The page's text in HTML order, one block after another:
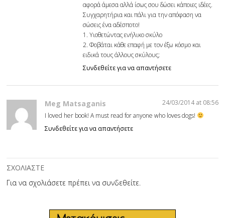
αφορά άμεσα αλλά ίσως σου δώσει κάποιες ιδέες.
Συγχαρητήρια και πάλι για την απόφαση να
σώσεις ένα αδέσποτο!
1.Υιοθετώντας ενήλικο σκύλο
2.Φοβάται κάθε επαφή με τον έξω κόσμο και
ειδικά τους άλλους σκύλους;
Συνδεθείτε για να απαντήσετε
Meg Matsaganis
24/03/2014 at 08:56
I loved her book! A must read for anyone who loves dogs!
Συνδεθείτε για να απαντήσετε
ΣΧΟΛΙΑΣΤΕ
Για να σχολιάσετε πρέπει να συνδεθείτε.